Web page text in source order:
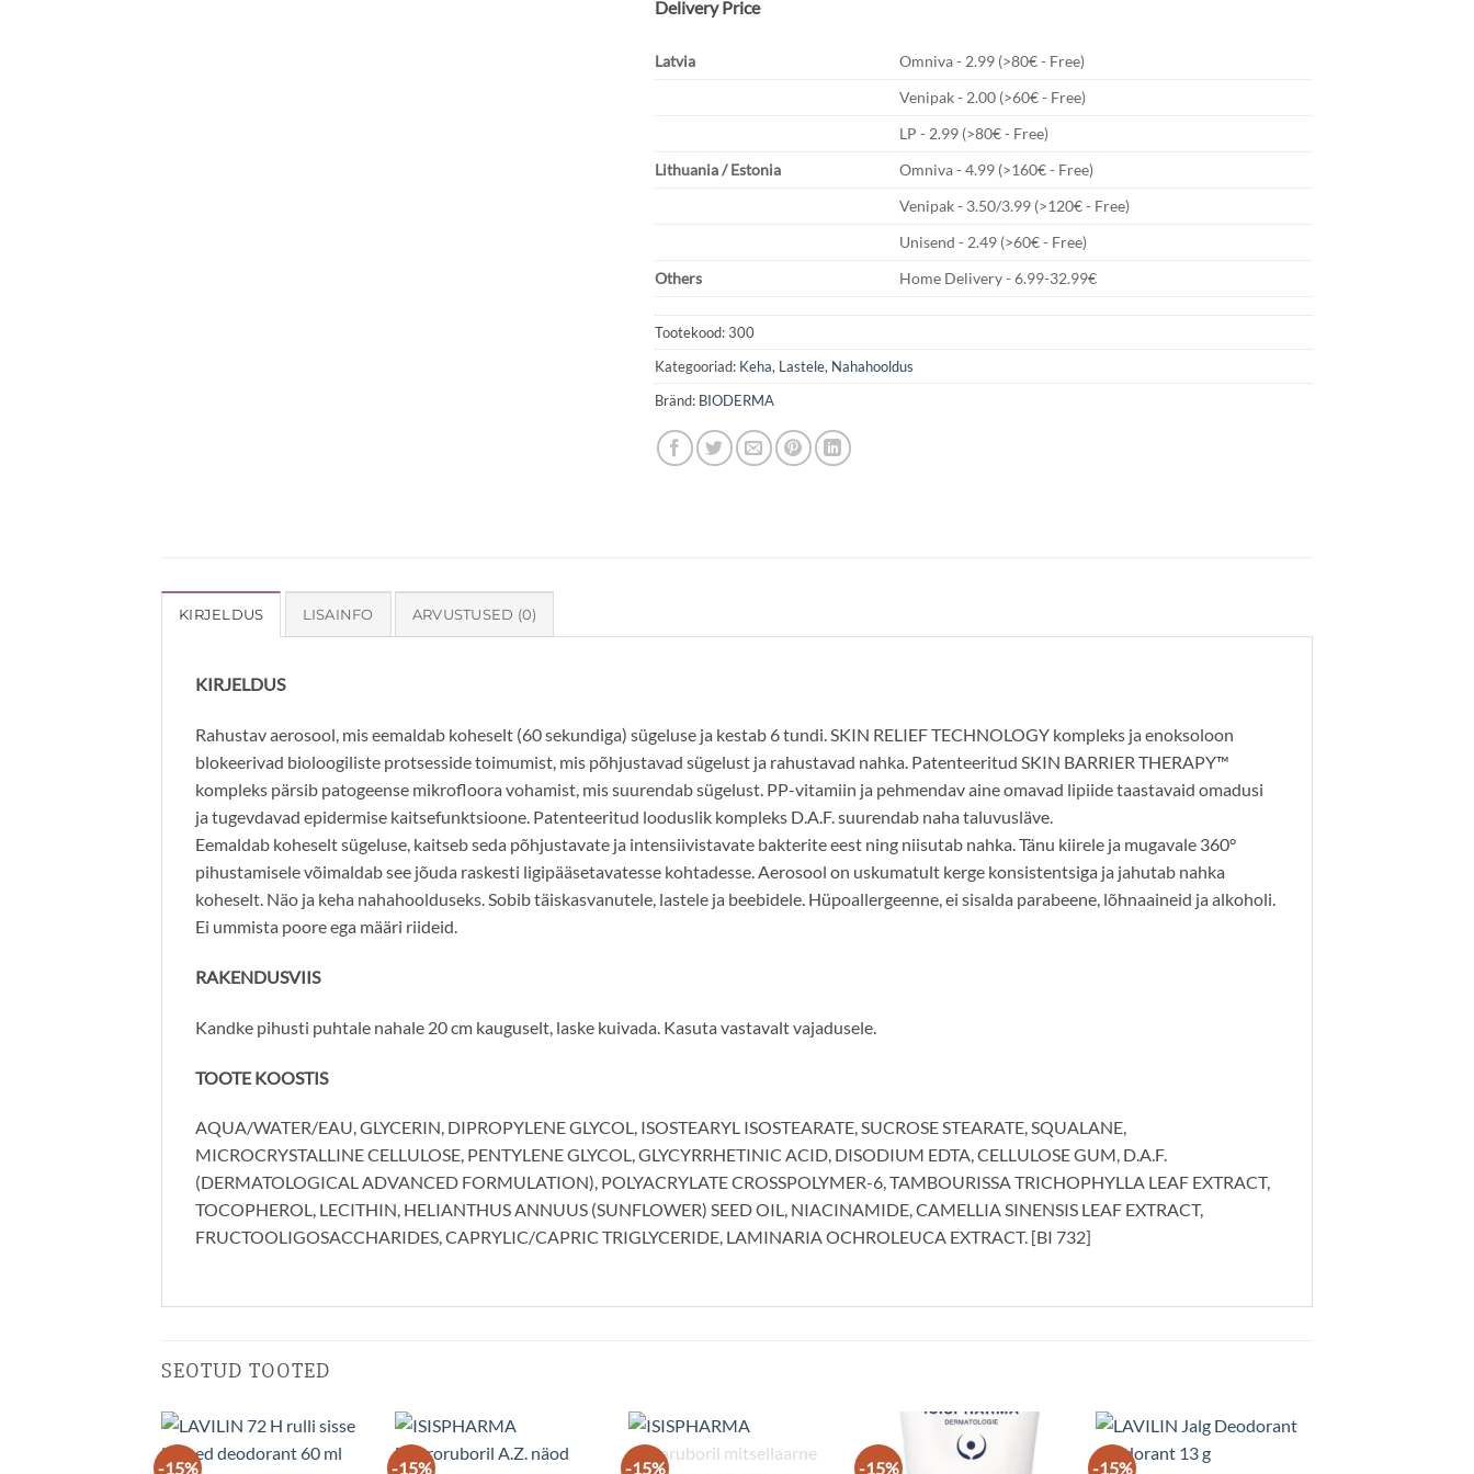
Delivery Price
Latvia
Omniva - 2.99 (>80€ - Free)
Venipak - 2.00 (>60€ - Free)
LP - 2.99 (>80€ - Free)
Lithuania / Estonia
Omniva - 4.99 (>160€ - Free)
Venipak - 3.50/3.99 (>120€ - Free)
Unisend - 2.49 (>60€ - Free)
Others
Home Delivery - 6.99-32.99€
Tootekood:300
Kategooriad: Keha, Lastele, Nahahooldus
Bränd: BIODERMA
KIRJELDUS LISAINFO ARVUSTUSED (0)
KIRJELDUS
Rahustav aerosool, mis eemaldab koheselt (60 sekundiga) sügeluse ja kestab 6 tundi. SKIN RELIEF TECHNOLOGY kompleks ja enoksoloon
blokeerivad bioloogiliste protsesside toimumist, mis põhjustavad sügelust ja rahustavad nahka. Patenteeritud SKIN BARRIER THERAPY™
kompleks pärsib patogeense mikrofloora vohamist, mis suurendab sügelust. PP-vitamiin ja pehmendav aine omavad lipiide taastavaid omadusi
ja tugevdavad epidermise kaitsefunktsioone. Patenteeritud looduslik kompleks D.A.F. suurendab naha taluvusläve.
Eemaldab koheselt sügeluse, kaitseb seda põhjustavate ja intensiivistavate bakterite eest ning niisutab nahka. Tänu kiirele ja mugavale 360°
pihustamisele võimaldab see jõuda raskesti ligipääsetavatesse kohtadesse. Aerosool on uskumatult kerge konsistentsiga ja jahutab nahka
koheselt. Näo ja keha nahahoolduseks. Sobib täiskasvanutele, lastele ja beebidele. Hüpoallergeenne, ei sisalda parabeene, lõhnaaineid ja alkoholi.
Ei ummista poore ega määri riideid.
RAKENDUSVIIS
Kandke pihusti puhtale nahale 20 cm kauguselt, laske kuivada. Kasuta vastavalt vajadusele.
TOOTE KOOSTIS
AQUA/WATER/EAU, GLYCERIN, DIPROPYLENE GLYCOL, ISOSTEARYL ISOSTEARATE, SUCROSE STEARATE, SQUALANE,
MICROCRYSTALLINE CELLULOSE, PENTYLENE GLYCOL, GLYCYRRHETINIC ACID, DISODIUM EDTA, CELLULOSE GUM, D.A.F.
(DERMATOLOGICAL ADVANCED FORMULATION), POLYACRYLATE CROSSPOLYMER-6, TAMBOURISSA TRICHOPHYLLA LEAF EXTRACT,
TOCOPHEROL, LECITHIN, HELIANTHUS ANNUUS (SUNFLOWER) SEED OIL, NIACINAMIDE, CAMELLIA SINENSIS LEAF EXTRACT,
FRUCTOOLIGOSACCHARIDES, CAPRYLIC/CAPRIC TRIGLYCERIDE, LAMINARIA OCHROLEUCA EXTRACT. [BI 732]
SEOTUD TOOTED
-15% -15% -15% -15% -15%